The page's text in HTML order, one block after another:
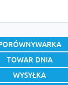
TOWAR DNIA
WYSYŁKA